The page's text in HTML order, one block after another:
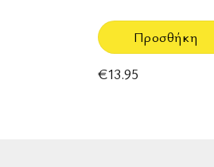
Προσθήκη
€13.95